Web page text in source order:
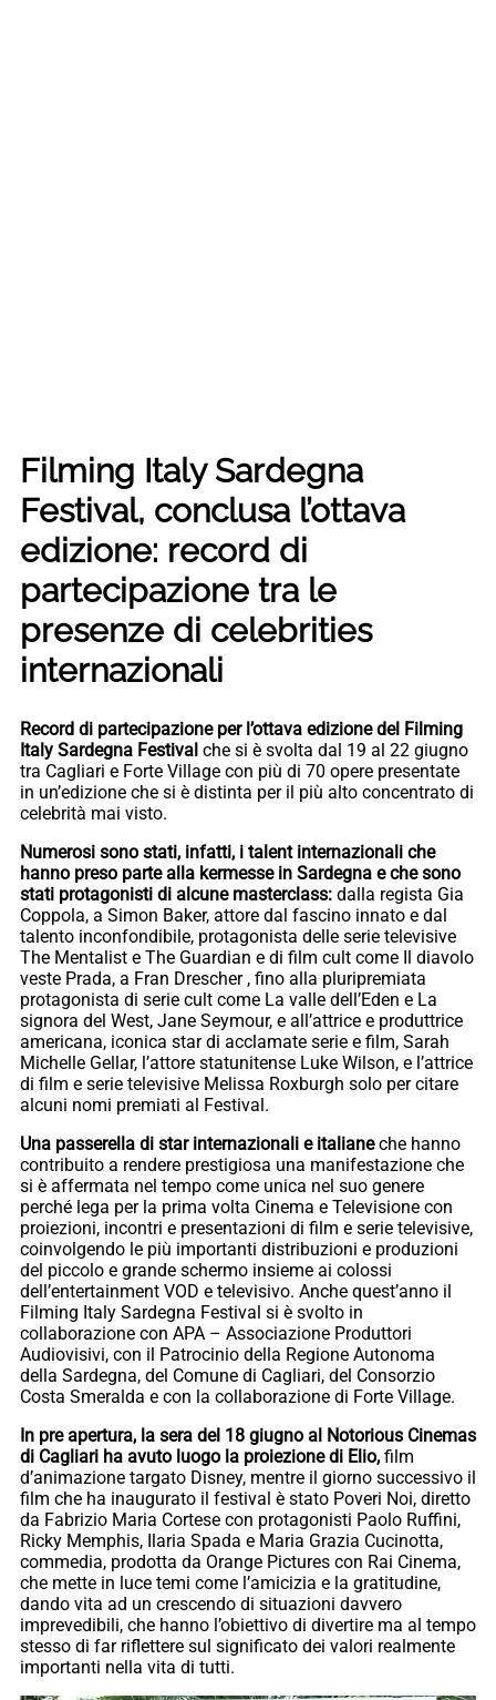
Filming Italy Sardegna
Festival, conclusa l’ottava
edizione: record di
partecipazione tra le
presenze di celebrities
internazionali
Record di partecipazione per l’ottava edizione del Filming
Italy Sardegna Festival che si è svolta dal 19 al 22 giugno
tra Cagliari e Forte Village con più di 70 opere presentate
in un’edizione che si è distinta per il più alto concentrato di
celebrità mai visto.
Numerosi sono stati, infatti, i talent internazionali che
hanno preso parte alla kermesse in Sardegna e che sono
stati protagonisti di alcune masterclass: dalla regista Gia
Coppola, a Simon Baker, attore dal fascino innato e dal
talento inconfondibile, protagonista delle serie televisive
The Mentalist e The Guardian e di film cult come Il diavolo
veste Prada, a Fran Drescher , fino alla pluripremiata
protagonista di serie cult come La valle dell’Eden e La
signora del West, Jane Seymour, e all’attrice e produttrice
americana, iconica star di acclamate serie e film, Sarah
Michelle Gellar, l’attore statunitense Luke Wilson, e l’attrice
di film e serie televisive Melissa Roxburgh solo per citare
alcuni nomi premiati al Festival.
Una passerella di star internazionali e italianeche hanno
contribuito a rendere prestigiosa una manifestazione che
si è affermata nel tempo come unica nel suo genere
perché lega per la prima volta Cinema e Televisione con
proiezioni, incontri e presentazioni di film e serie televisive,
coinvolgendo le più importanti distribuzioni e produzioni
del piccolo e grande schermo insieme ai colossi
dell’entertainment VOD e televisivo. Anche quest’anno il
Filming Italy Sardegna Festival si è svolto in
collaborazione con APA – Associazione Produttori
Audiovisivi, con il Patrocinio della Regione Autonoma
della Sardegna, del Comune di Cagliari, del Consorzio
Costa Smeralda e con la collaborazione di Forte Village.
In pre apertura, la sera del 18 giugno al Notorious Cinemas
di Cagliari ha avuto luogo la proiezione di Elio, film
d’animazione targato Disney, mentre il giorno successivo il
film che ha inaugurato il festival è stato Poveri Noi, diretto
da Fabrizio Maria Cortese con protagonisti Paolo Ruffini,
Ricky Memphis, Ilaria Spada e Maria Grazia Cucinotta,
commedia, prodotta da Orange Pictures con Rai Cinema,
che mette in luce temi come l’amicizia e la gratitudine,
dando vita ad un crescendo di situazioni davvero
imprevedibili, che hanno l’obiettivo di divertire ma al tempo
stesso di far riflettere sul significato dei valori realmente
importanti nella vita di tutti.